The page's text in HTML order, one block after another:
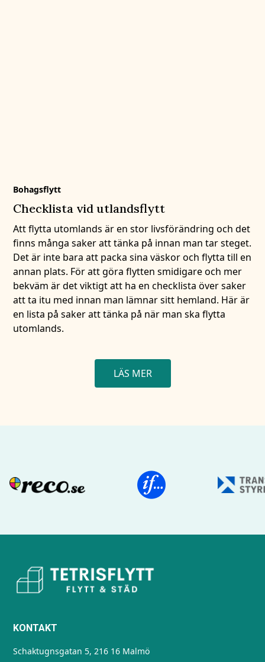
Bohagsflytt
Checklista vid utlandsflytt
Att flytta utomlands är en stor livsförändring och det
finns många saker att tänka på innan man tar steget.
Det är inte bara att packa sina väskor och flytta till en
annan plats. För att göra flytten smidigare och mer
bekväm är det viktigt att ha en checklista över saker
att ta itu med innan man lämnar sitt hemland. Här är
en lista på saker att tänka på när man ska flytta
utomlands.
LÄS MER
KONTAKT
Schaktugnsgatan 5, 216 16 Malmö